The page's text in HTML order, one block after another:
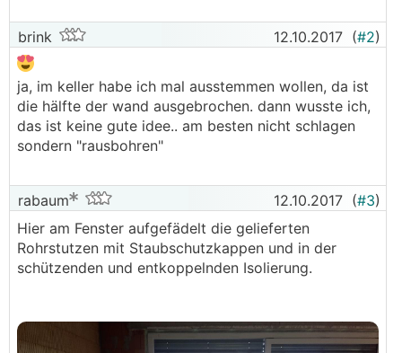
brink 12.10.2017 (#2)
ja, im keller habe ich mal ausstemmen wollen, da ist
die hälfte der wand ausgebrochen. dann wusste ich,
das ist keine gute idee.. am besten nicht schlagen
sondern "rausbohren"
rabaum 12.10.2017 (#3)
Hier am Fenster aufgefädelt die gelieferten
Rohrstutzen mit Staubschutzkappen und in der
schützenden und entkoppelnden Isolierung.